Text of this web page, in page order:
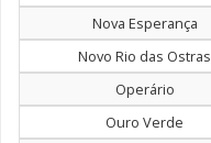
Nova Esperança
Novo Rio das Ostras
Operário
Ouro Verde